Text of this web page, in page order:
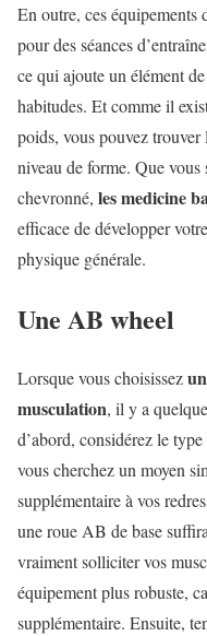
En outre, ces équipements
pour des séances
ce qui ajoute un élément
habitudes. Et comme il
poids, vous pouvez
niveau de forme. Que
chevronné, les medicine
efficace de développer
physique générale.
Une AB wheel
Lorsque vous choisissez
musculation, il y a
d’abord, considérez le
vous cherchez un moyen
supplémentaire à vos
une roue AB de base
vraiment solliciter vos
équipement plus robuste,
supplémentaire. Ensuite,